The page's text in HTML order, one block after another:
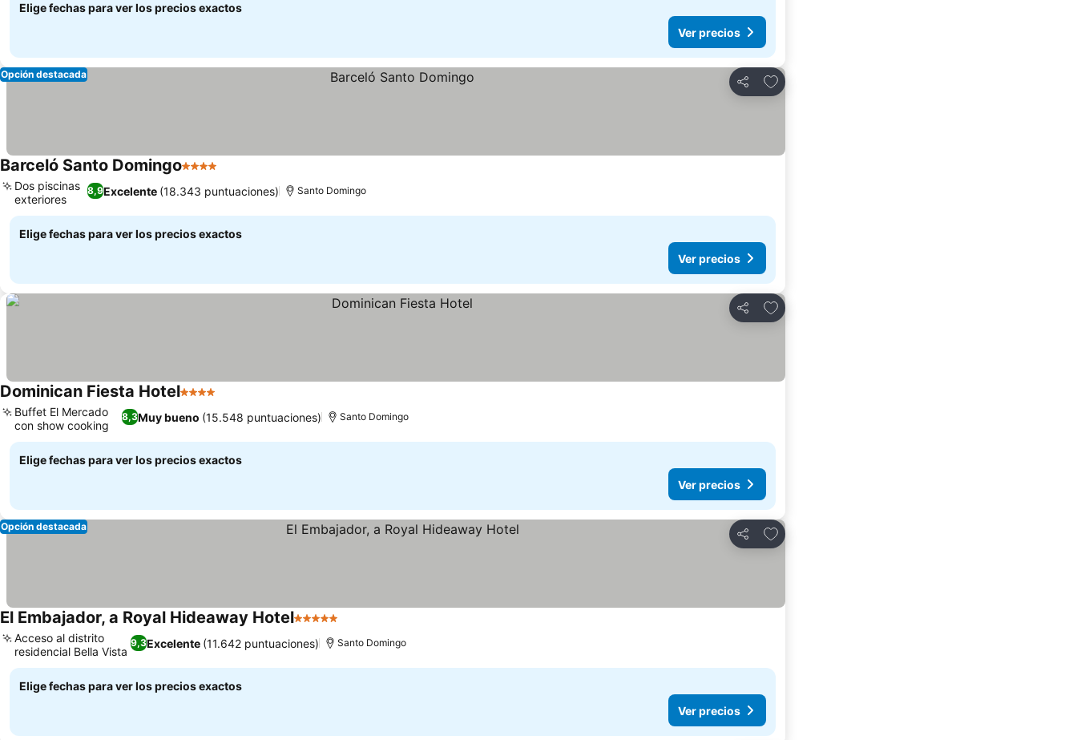
Elige fechas para ver los precios exactos
Ver precios
Compartir
Agregar a favoritos
Opción destacada
Barceló Santo Domingo4 Estrellas
8,9Excelente (18.343 puntuaciones)
Dos piscinas
exteriores
Santo Domingo
Elige fechas para ver los precios exactos
Ver precios
Compartir
Agregar a favoritos
Dominican Fiesta Hotel4 Estrellas
8,3Muy bueno (15.548 puntuaciones)
Buffet El Mercado
con show cooking
Santo Domingo
Elige fechas para ver los precios exactos
Ver precios
Compartir
Agregar a favoritos
Opción destacada
El Embajador, a Royal Hideaway Hotel5 Estrellas
9,3Excelente (11.642 puntuaciones)
Acceso al distrito
residencial Bella Vista
Santo Domingo
Elige fechas para ver los precios exactos
Ver precios